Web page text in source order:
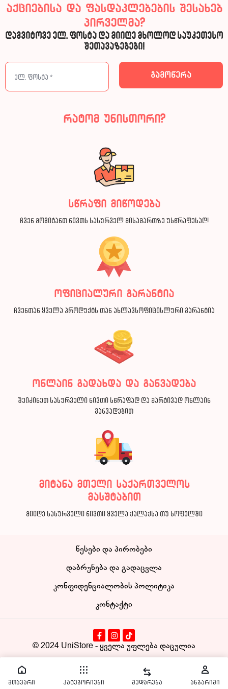
აქციებისა და ფასდაკლებების შესახებ
პირველმა?
დაგვიტოვე ელ. ფოსტა და მიიღე მხოლოდ საუკეთესო
შეთავაზებები!
რატომ უნისთორი?
სწრაფი მიწოდება
ჩვენ მოგიტანთ ნივთს სასურველ მისამართზე უსწრაფესად!
ოფიციალური გარანტია
ჩვენთან ყველა პროდუქტს თან ახლავსოფიცისლური გარანტია
ონლაინ გადახდა და განვადება
შეიძინეთ სასურველი ნივთი სწრაფად და მარტივად ონლაინ
განვადებით
მიტანა მთელი საქართველოს
მასშტაბით
მიიღე სასურველი ნივთი ყველა ქალაქსა თუ სოფელში
წესები და პირობები
დაბრუნება და გადაცვლა
კონფიდენციალობის პოლიტიკა
კონტაქტი
© 2024 UniStore- ყველა უფლება დაცულია
მთავარი კატეგორიები შედარება ანგარიში